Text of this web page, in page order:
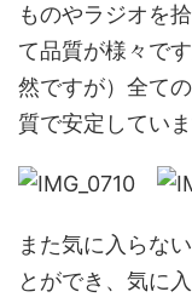
ものやラジオを
て品質が様々で
然ですが）全て
質で安定していま
また気に入らな
とができ、気に